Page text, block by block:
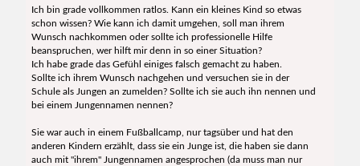
Ich bin grade vollkommen ratlos. Kann ein kleines Kind so etwas
schon wissen? Wie kann ich damit umgehen, soll man ihrem
Wunsch nachkommen oder sollte ich professionelle Hilfe
beanspruchen, wer hilft mir denn in so einer Situation?
Ich habe grade das Gefühl einiges falsch gemacht zu haben.
Sollte ich ihrem Wunsch nachgehen und versuchen sie in der
Schule als Jungen an zumelden? Sollte ich sie auch ihn nennen und
bei einem Jungennamen nennen?
Sie war auch in einem Fußballcamp, nur tagsüber und hat den
anderen Kindern erzählt, dass sie ein Junge ist, die haben sie dann
auch mit "ihrem" Jungennamen angesprochen (da muss man nur